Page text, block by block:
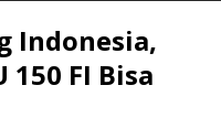
Indonesia,
150 FI Bisa